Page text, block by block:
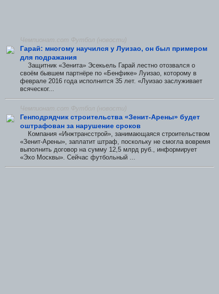
Чемпионат.com Футбол (новости)
Гарай: многому научился у Луизао, он был примером
для подражания
Защитник «Зенита» Эсекьель Гарай лестно отозвался о
своём бывшем партнёре по «Бенфике» Луизао, которому в
феврале 2016 года исполнится 35 лет. «Луизао заслуживает
всяческог...
Чемпионат.com Футбол (новости)
Генподрядчик строительства «Зенит-Арены» будет
оштрафован за нарушение сроков
Компания «Инжтрансстрой», занимающаяся строительством
«Зенит-Арены», заплатит штраф, поскольку не смогла вовремя
выполнить договор на сумму 12,5 млрд руб., информирует
«Эхо Москвы». Сейчас футбольный ...